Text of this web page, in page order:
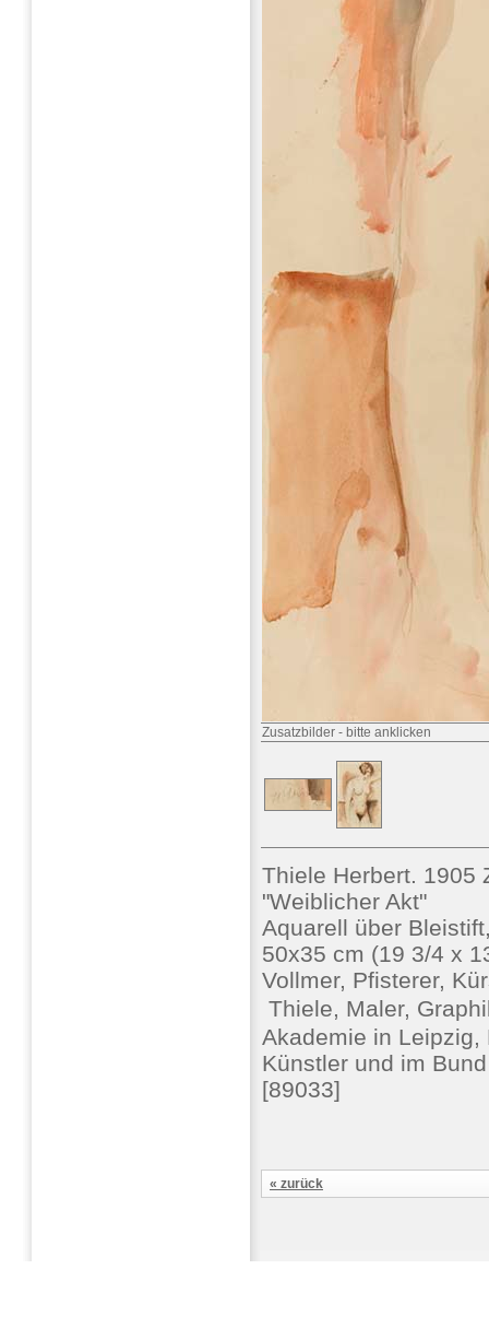
Zusatzbilder - bitte anklicken
Thiele Herbert. 1905
"Weiblicher Akt"
Aquarell über
50x35 cm (19 3/4 x
Vollmer, Pfisterer,
Thiele, Maler,
Akademie in
Künstler und im
[89033]
« zurück